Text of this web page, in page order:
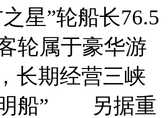
星”轮船长76.5
轮属于豪华游
长期经营三峡
明船” 另据重